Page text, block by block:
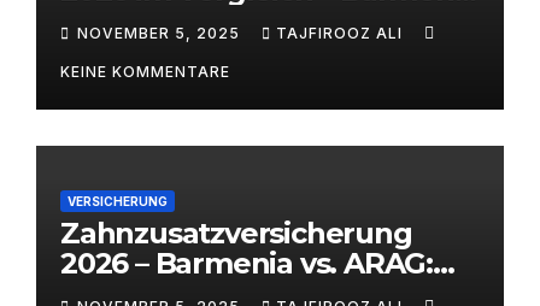
vs. ARAG | alitaj.de
NOVEMBER 5, 2025 TAJFIROOZ ALI
KEINE KOMMENTARE
VERSICHERUNG
Zahnzusatzversicherung
2026 – Barmenia vs. ARAG:
Welcher Anbieter lohnt sich